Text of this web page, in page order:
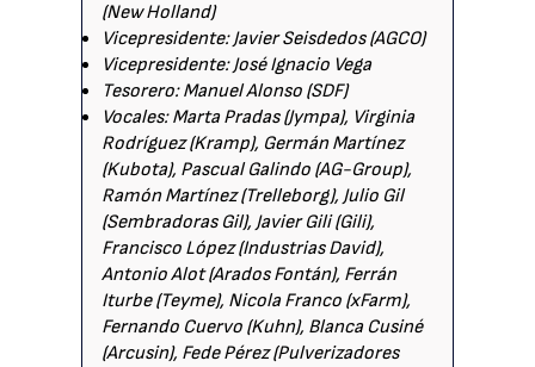
(New Holland)
Vicepresidente: Javier Seisdedos (AGCO)
Vicepresidente: José Ignacio Vega
Tesorero: Manuel Alonso (SDF)
Vocales: Marta Pradas (Jympa), Virginia
Rodríguez (Kramp), Germán Martínez
(Kubota), Pascual Galindo (AG-Group),
Ramón Martínez (Trelleborg), Julio Gil
(Sembradoras Gil), Javier Gili (Gili),
Francisco López (Industrias David),
Antonio Alot (Arados Fontán), Ferrán
Iturbe (Teyme), Nicola Franco (xFarm),
Fernando Cuervo (Kuhn), Blanca Cusiné
(Arcusin), Fede Pérez (Pulverizadores